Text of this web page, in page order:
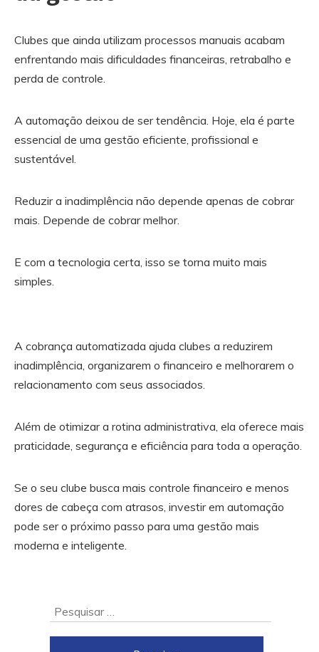
Clubes que ainda utilizam processos manuais acabam
enfrentando mais dificuldades financeiras, retrabalho e
perda de controle.
A automação deixou de ser tendência. Hoje, ela é parte
essencial de uma gestão eficiente, profissional e
sustentável.
Reduzir a inadimplência não depende apenas de cobrar
mais. Depende de cobrar melhor.
E com a tecnologia certa, isso se torna muito mais
simples.
A cobrança automatizada ajuda clubes a reduzirem
inadimplência, organizarem o financeiro e melhorarem o
relacionamento com seus associados.
Além de otimizar a rotina administrativa, ela oferece mais
praticidade, segurança e eficiência para toda a operação.
Se o seu clube busca mais controle financeiro e menos
dores de cabeça com atrasos, investir em automação
pode ser o próximo passo para uma gestão mais
moderna e inteligente.
Pesquisar